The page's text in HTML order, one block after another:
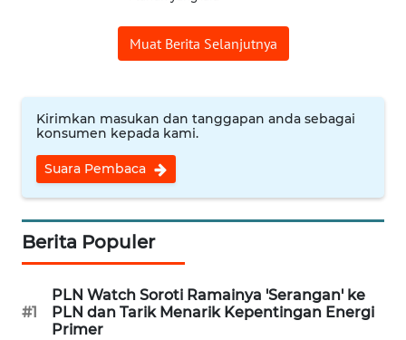
Muat Berita Selanjutnya
Kirimkan masukan dan tanggapan anda sebagai
konsumen kepada kami.
Suara Pembaca
Berita Populer
#1
PLN Watch Soroti Ramainya 'Serangan' ke
PLN dan Tarik Menarik Kepentingan Energi
Primer
SERIBU
TANGERANG
BINJAI
CIREBON